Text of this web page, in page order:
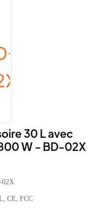
30 L avec
W - BD-02X
02X
CE, FCC